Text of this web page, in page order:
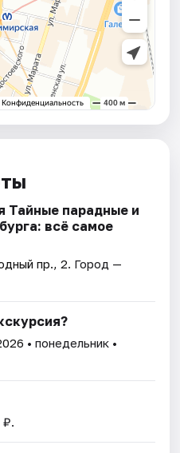
Тайные парадные и
всё самое
пр., 2. Город —
• понедельник •
₽.